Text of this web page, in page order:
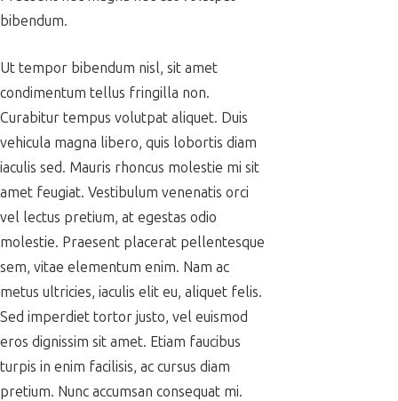
bibendum.
Ut tempor bibendum nisl, sit amet
condimentum tellus fringilla non.
Curabitur tempus volutpat aliquet. Duis
vehicula magna libero, quis lobortis diam
iaculis sed. Mauris rhoncus molestie mi sit
amet feugiat. Vestibulum venenatis orci
vel lectus pretium, at egestas odio
molestie. Praesent placerat pellentesque
sem, vitae elementum enim. Nam ac
metus ultricies, iaculis elit eu, aliquet felis.
Sed imperdiet tortor justo, vel euismod
eros dignissim sit amet. Etiam faucibus
turpis in enim facilisis, ac cursus diam
pretium. Nunc accumsan consequat mi.